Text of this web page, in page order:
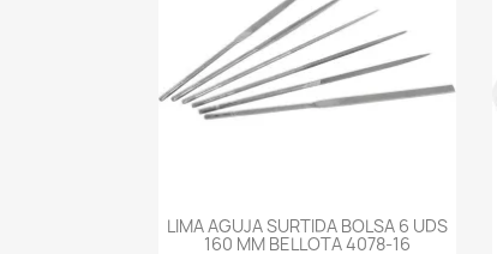
-->
LIMA AGUJA SURTIDA BOLSA 6 UDS
160 MM BELLOTA 4078-16